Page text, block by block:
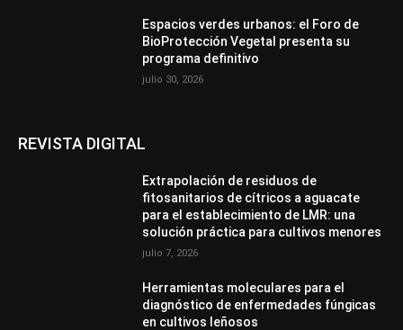
Espacios verdes urbanos: el Foro de
BioProtección Vegetal presenta su
programa definitivo
julio 30, 2026
REVISTA DIGITAL
Extrapolación de residuos de
fitosanitarios de cítricos a aguacate
para el establecimiento de LMR: una
solución práctica para cultivos menores
julio 7, 2026
Herramientas moleculares para el
diagnóstico de enfermedades fúngicas
en cultivos leñosos